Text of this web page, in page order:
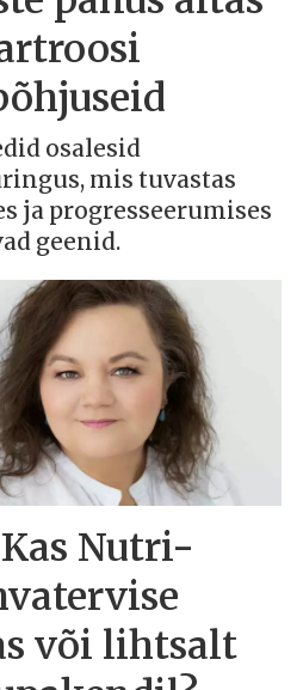
osalesid
mis tuvastas
ja progresseerumises
geenid.
Nutri-
või lihtsalt